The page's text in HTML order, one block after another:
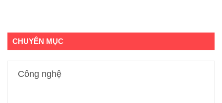
CHUYÊN MỤC
Công nghệ